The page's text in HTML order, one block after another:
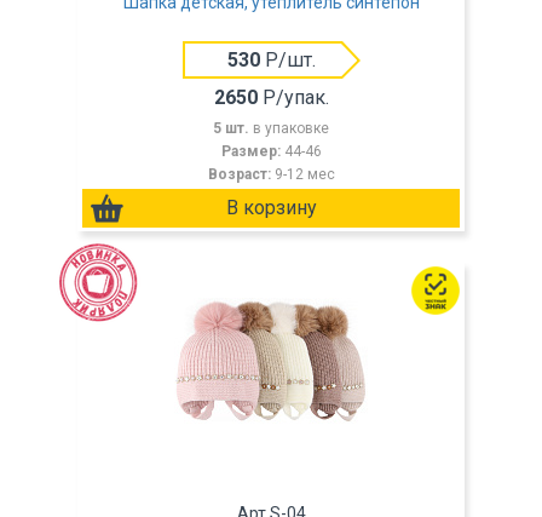
530Р/шт.
2650Р/упак.
5 шт. в упаковке
Размер: 44-46
Возраст: 9-12 мес